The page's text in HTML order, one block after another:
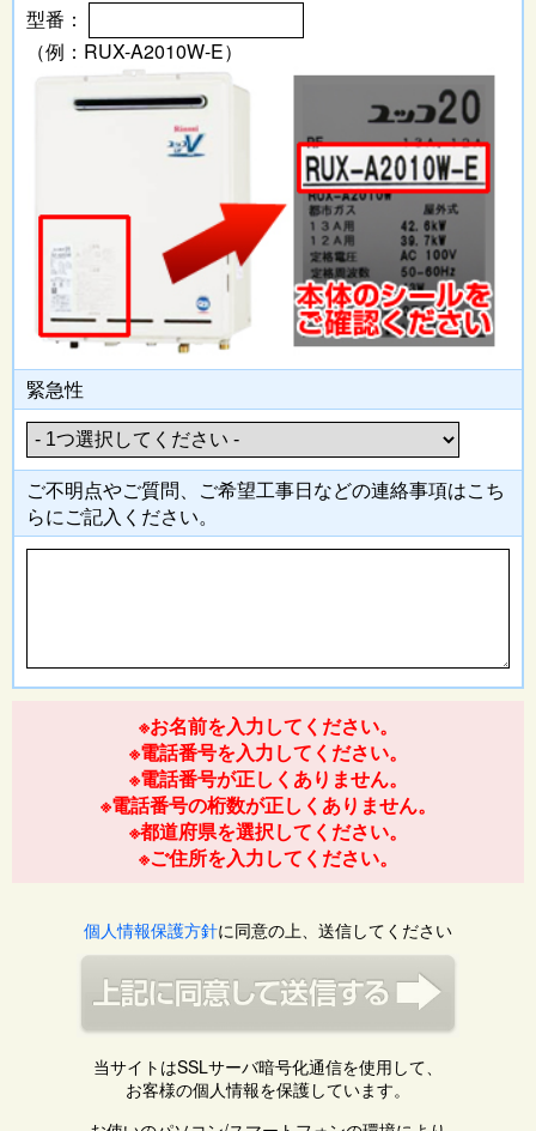
型番：
（例：RUX-A2010W-E）
緊急性
ご不明点やご質問、ご希望工事日などの連絡事項はこち
らにご記入 ください。
※お名前を入力してください。
※電話番号を入力してください。
※電話番号が正しくありません。
※電話番号の桁数が正しくありません。
※都道府県を選択してください。
※ご住所を入力してください。
個人情報保護方針に同意の上、送信してください
当サイトはSSLサーバ暗号化通信を使用して、
お客様の個人情報を保護しています。